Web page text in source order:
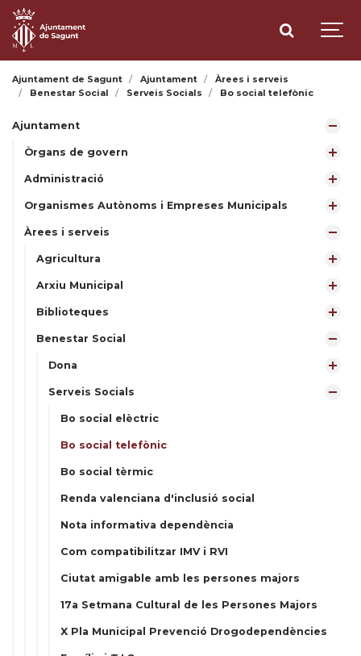
Ajuntament de Sagunt Ajuntament
Àrees i serveis
Benestar Social
Serveis Socials Bo social telefònic
Ajuntament
Òrgans de govern
Administració
Organismes Autònoms i Empreses Municipals
Àrees i serveis
Agricultura
Arxiu Municipal
Biblioteques
Benestar Social
Dona
Serveis Socials
Bo social elèctric
Bo social telefònic
Bo social tèrmic
Renda valenciana d'inclusió social
Nota informativa dependència
Com compatibilitzar IMV i RVI
Ciutat amigable amb les persones majors
17a Setmana Cultural de les Persones Majors
X Pla Municipal Prevenció Drogodependències